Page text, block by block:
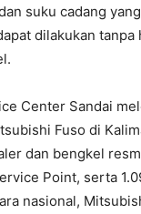
suku cadang
dilakukan tanpa
Center Sandai
Fuso di
dan bengkel
Point, serta
nasional,